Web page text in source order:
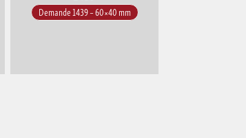
Demande 1439 – 60×40 mm